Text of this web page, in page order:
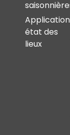
Application
état des
lieux